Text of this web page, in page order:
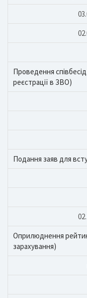
Проведення
реєстрації в ЗВО)
Подання заяв для
Оприлюднення
зарахування)